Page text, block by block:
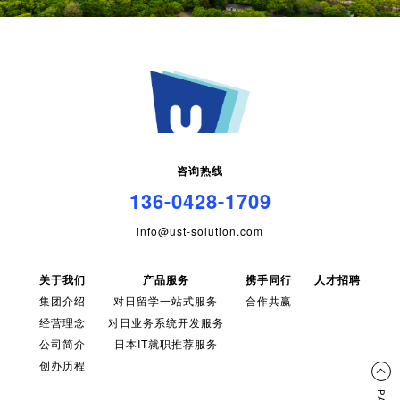
咨询热线
136-0428-1709
info@ust-solution.com
关于我们
集团介绍
经营理念
公司简介
创办历程
产品服务
对日留学一站式服务
对日业务系统开发服务
日本IT就职推荐服务
携手同行
合作共赢
人才招聘